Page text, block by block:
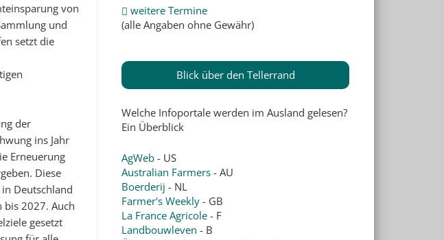
von
und
setzt die
der
ins Jahr
Erneuerung
Diese
Deutschland
2027. Auch
gesetzt
weitere Termine
(alle Angaben ohne Gewähr)
Blick über den Tellerrand
Welche Infoportale werden im Ausland gelesen?
Ein Überblick
AgWeb - US
Australian Farmers - AU
Boerderij - NL
Farmer's Weekly - GB
La France Agricole - F
Landbouwleven - B